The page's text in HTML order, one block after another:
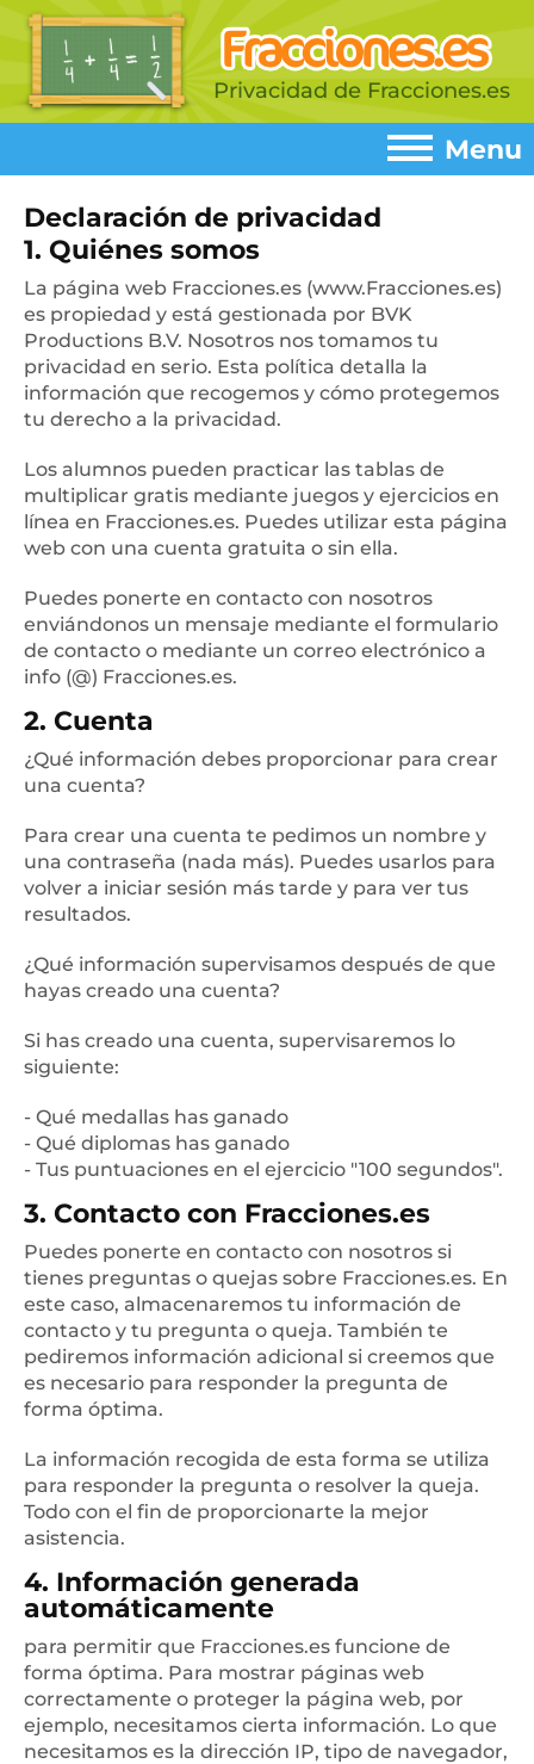
Privacidad de Fracciones.es
Declaración de privacidad
1. Quiénes somos
La página web Fracciones.es (www.Fracciones.es)
es propiedad y está gestionada por BVK
Productions B.V. Nosotros nos tomamos tu
privacidad en serio. Esta política detalla la
información que recogemos y cómo protegemos
tu derecho a la privacidad.
Los alumnos pueden practicar las tablas de
multiplicar gratis mediante juegos y ejercicios en
línea en Fracciones.es. Puedes utilizar esta página
web con una cuenta gratuita o sin ella.
Puedes ponerte en contacto con nosotros
enviándonos un mensaje mediante el formulario
de contacto o mediante un correo electrónico a
info (@) Fracciones.es.
2. Cuenta
¿Qué información debes proporcionar para crear
una cuenta?
Para crear una cuenta te pedimos un nombre y
una contraseña (nada más). Puedes usarlos para
volver a iniciar sesión más tarde y para ver tus
resultados.
¿Qué información supervisamos después de que
hayas creado una cuenta?
Si has creado una cuenta, supervisaremos lo
siguiente:
- Qué medallas has ganado
- Qué diplomas has ganado
- Tus puntuaciones en el ejercicio "100 segundos".
3. Contacto con Fracciones.es
Puedes ponerte en contacto con nosotros si
tienes preguntas o quejas sobre Fracciones.es. En
este caso, almacenaremos tu información de
contacto y tu pregunta o queja. También te
pediremos información adicional si creemos que
es necesario para responder la pregunta de
forma óptima.
La información recogida de esta forma se utiliza
para responder la pregunta o resolver la queja.
Todo con el fin de proporcionarte la mejor
asistencia.
4. Información generada
automáticamente
para permitir que Fracciones.es funcione de
forma óptima. Para mostrar páginas web
correctamente o proteger la página web, por
ejemplo, necesitamos cierta información. Lo que
necesitamos es la dirección IP, tipo de navegador,
Menu
Menu
► Simplificar
► Fracciones equivalentes
Sumar
► Multiplicar
► Juegos
► Vitrina de trofeos
► ¿Qué es una fracción?
Calculadora de fracciones